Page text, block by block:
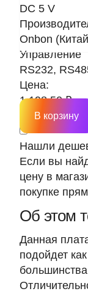
DC 5 V
Onbon
Управление
RS232,
Цена:
1 198.50 ₽
В корзину
Нашли
Если вы
цену в
покупке
Об этом
Данная
подойдет